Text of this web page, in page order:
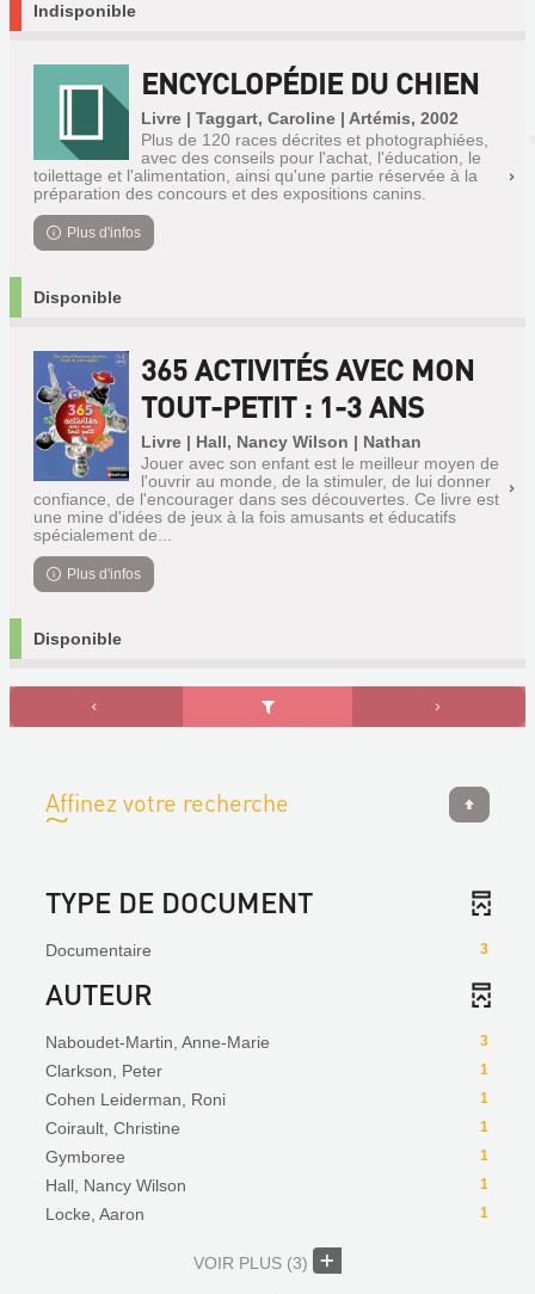
Indisponible
ENCYCLOPÉDIE DU CHIEN
Livre | Taggart, Caroline | Artémis, 2002
Plus de 120 races décrites et photographiées,
avec des conseils pour l'achat, l'éducation, le
toilettage et l'alimentation, ainsi qu'une partie réservée à la
préparation des concours et des expositions canins.
Plus d'infos
Disponible
365 ACTIVITÉS AVEC MON
TOUT-PETIT : 1-3 ANS
Livre | Hall, Nancy Wilson | Nathan
Jouer avec son enfant est le meilleur moyen de
l'ouvrir au monde, de la stimuler, de lui donner
confiance, de l'encourager dans ses découvertes. Ce livre est
une mine d'idées de jeux à la fois amusants et éducatifs
spécialement de...
Plus d'infos
Disponible
Affinez votre recherche
TYPE DE DOCUMENT
3
Documentaire
AUTEUR
3
Naboudet-Martin, Anne-Marie
1
Clarkson, Peter
1
Cohen Leiderman, Roni
1
Coirault, Christine
1
Gymboree
1
Hall, Nancy Wilson
1
Locke, Aaron
VOIR PLUS (3)